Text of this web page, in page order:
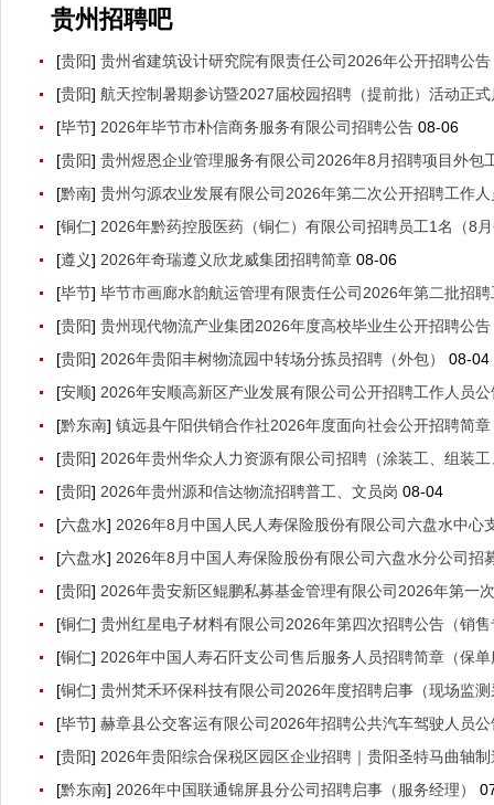
贵州招聘吧
[贵阳] 贵州省建筑设计研究院有限责任公司2026年公开招聘公
[贵阳] 航天控制暑期参访暨2027届校园招聘（提前批）活动正
[毕节] 2026年毕节市朴信商务服务有限公司招聘公告 08-06
[贵阳] 贵州煜恩企业管理服务有限公司2026年8月招聘项目外
[黔南] 贵州匀源农业发展有限公司2026年第二次公开招聘工作
[铜仁] 2026年黔药控股医药（铜仁）有限公司招聘员工1名（8
[遵义] 2026年奇瑞遵义欣龙威集团招聘简章 08-06
[毕节] 毕节市画廊水韵航运管理有限责任公司2026年第二批招
[贵阳] 贵州现代物流产业集团2026年度高校毕业生公开招聘公
[贵阳] 2026年贵阳丰树物流园中转场分拣员招聘（外包）
08-04
[安顺] 2026年安顺高新区产业发展有限公司公开招聘工作人员
[黔东南] 镇远县午阳供销合作社2026年度面向社会公开招聘简
[贵阳] 2026年贵州华众人力资源有限公司招聘（涂装工、组装
[贵阳] 2026年贵州源和信达物流招聘普工、文员岗 08-04
[六盘水] 2026年8月中国人民人寿保险股份有限公司六盘水中心
[六盘水] 2026年8月中国人寿保险股份有限公司六盘水分公司招
[贵阳] 2026年贵安新区鲲鹏私募基金管理有限公司2026年第一
[铜仁] 贵州红星电子材料有限公司2026年第四次招聘公告（销
[铜仁] 2026年中国人寿石阡支公司售后服务人员招聘简章（保
[铜仁] 贵州梵禾环保科技有限公司2026年度招聘启事（现场监
[毕节] 赫章县公交客运有限公司2026年招聘公共汽车驾驶人员
[贵阳] 2026年贵阳综合保税区园区企业招聘｜贵阳圣特马曲轴
[黔东南] 2026年中国联通锦屏县分公司招聘启事（服务经理）